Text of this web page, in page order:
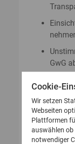
GwG
GwG
So
Cookie-
Wir setzen
Webseiten
Plattformen
auswählen ob
notwendiger